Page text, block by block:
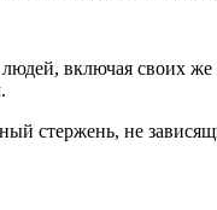
включая своих
стержень, не